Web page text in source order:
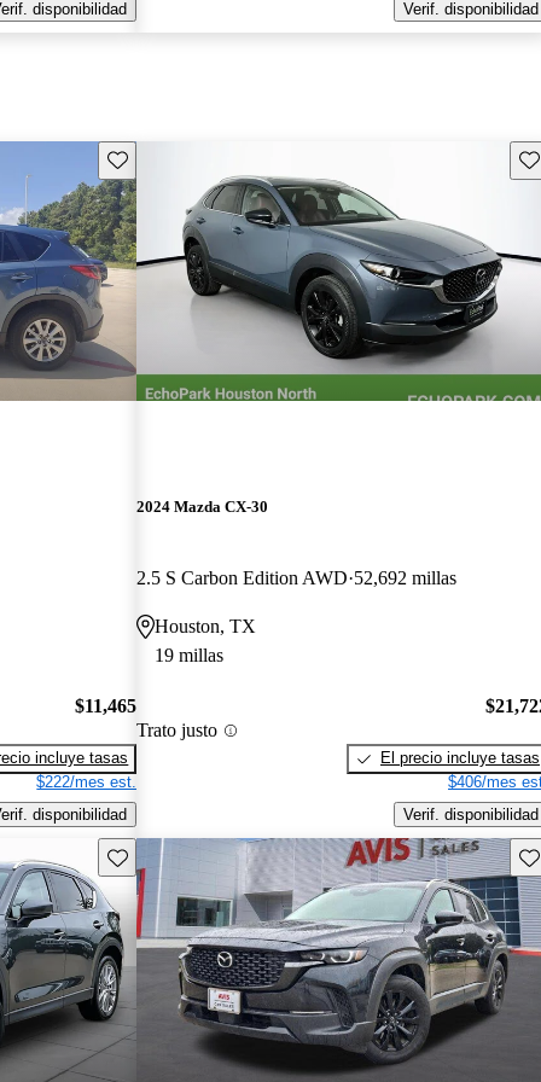
disponibilidad Verif. disponibilidad
Guarda este Aviso
$11,465
incluye tasas
$222/mes est.
disponibilidad
2024 Mazda CX-30
2.5 S Carbon Edition AWD 52,692 millas
Houston, TX
19 millas
Trato justo
El precio incluye tasas
$406/mes
Verif. disponibilidad
Guarda este Aviso